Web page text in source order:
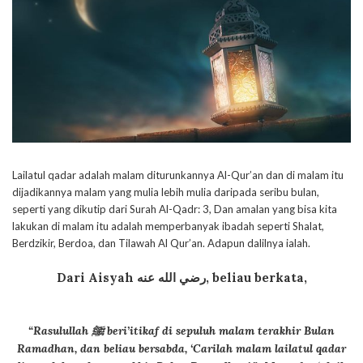
Lailatul qadar adalah malam diturunkannya Al-Qur’an dan di malam itu
dijadikannya malam yang mulia lebih mulia daripada seribu bulan,
seperti yang dikutip dari Surah Al-Qadr: 3, Dan amalan yang bisa kita
lakukan di malam itu adalah memperbanyak ibadah seperti Shalat,
Berdzikir, Berdoa, dan Tilawah Al Qur’an. Adapun dalilnya ialah.
Dari Aisyah رضي الله عنه, beliau berkata,
“Rasulullah ﷺ beri’itikaf di sepuluh malam terakhir Bulan
Ramadhan, dan beliau bersabda, ‘Carilah malam lailatul qadar